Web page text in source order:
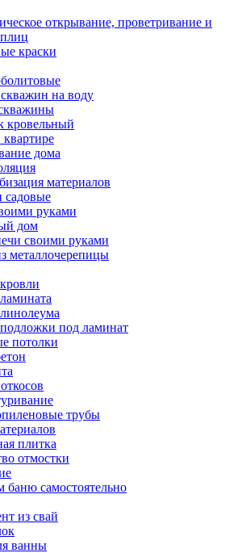
открывание, проветривание и
краски
на воду
кровельный
дома
материалов
садовые
руками
дом
своими руками
металлочерепицы
под ламинат
потолки
трубы
плитка
отмостки
баню самостоятельно
из свай
ванны